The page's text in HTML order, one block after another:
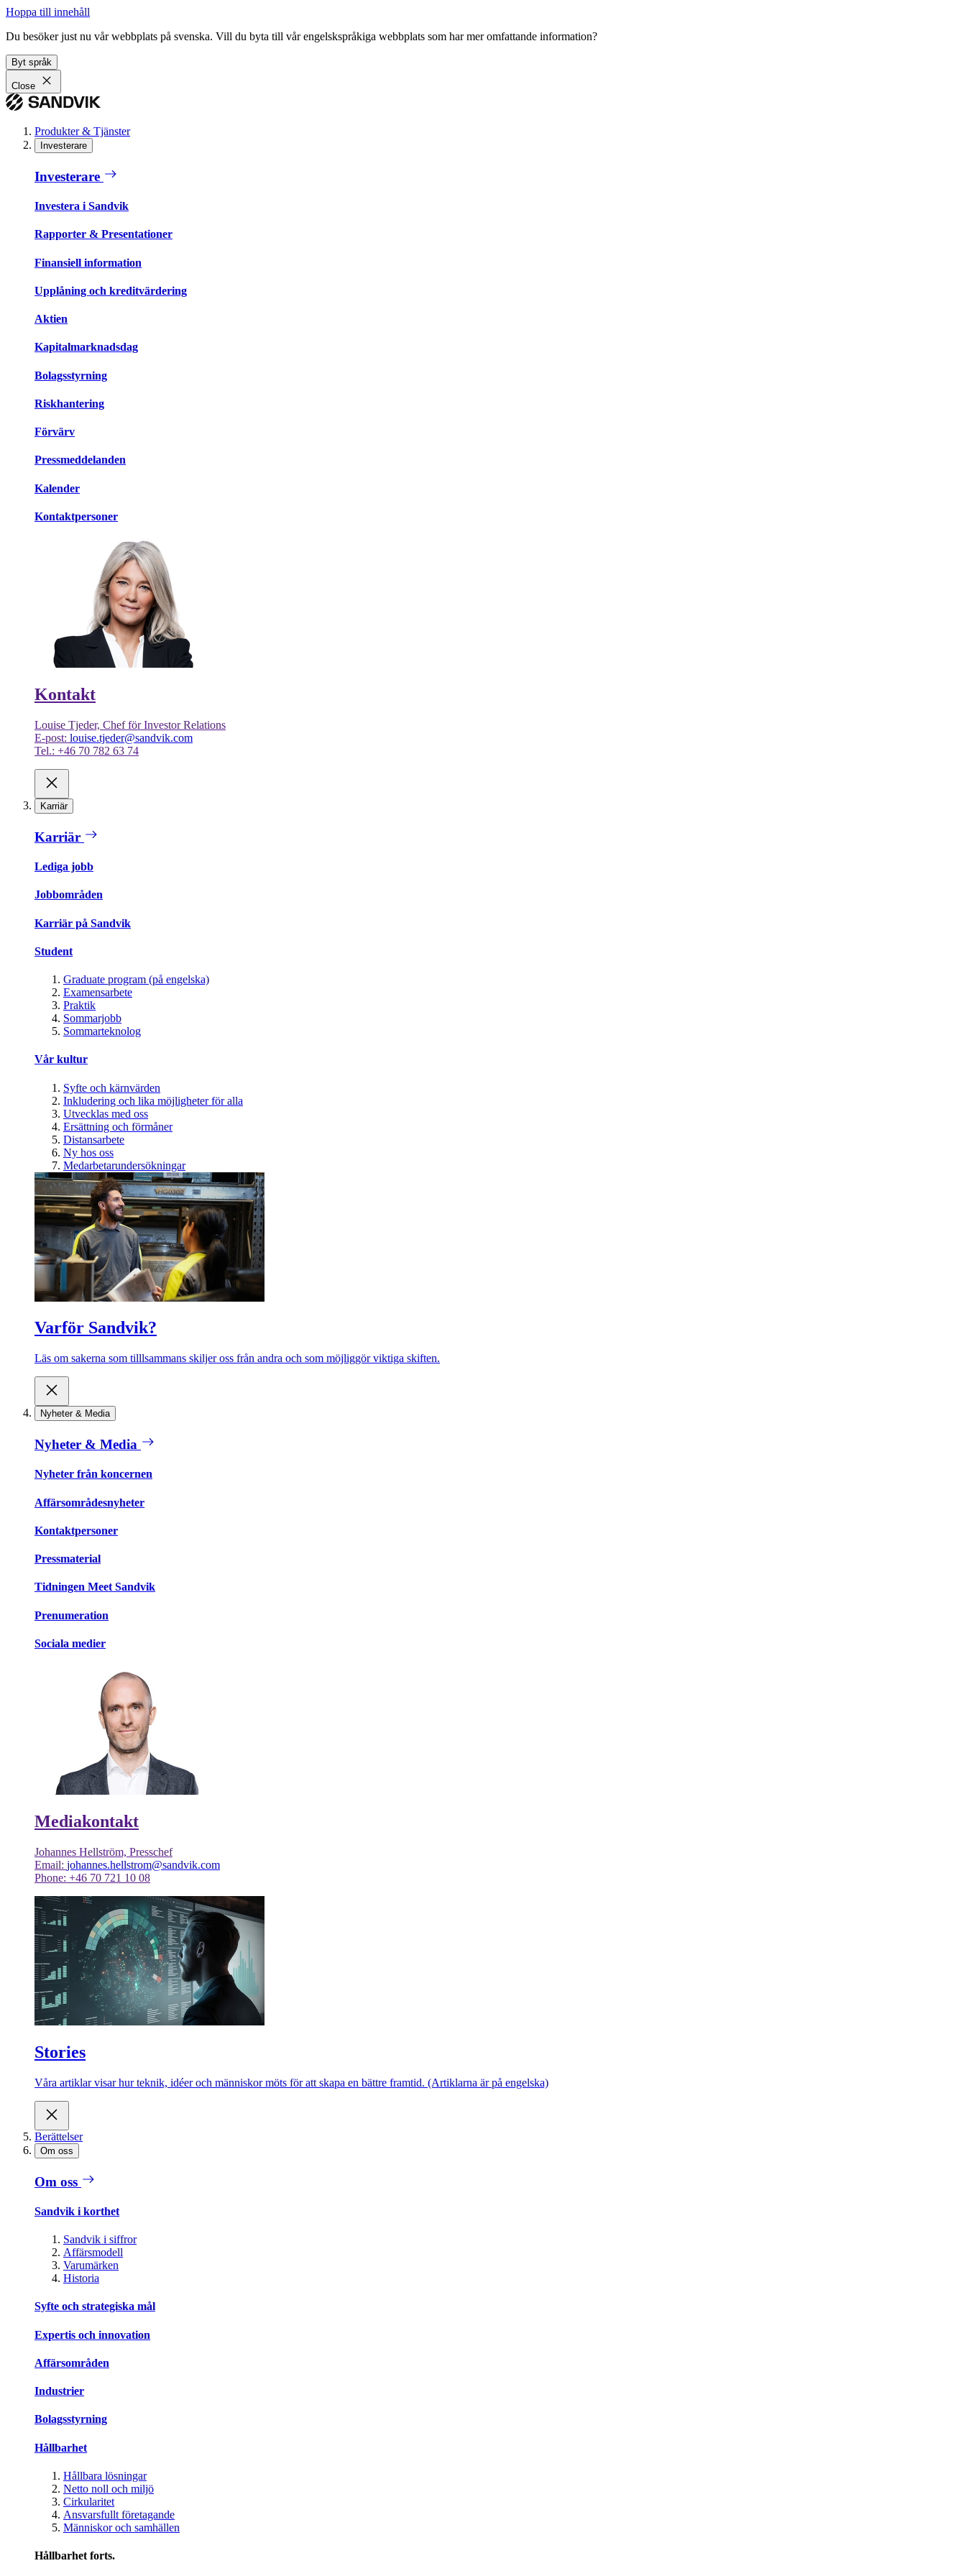
Hoppa till innehåll
Du besöker just nu vår webbplats på svenska. Vill du byta till vår engelskspråkiga webbplats som har mer omfattande information?
Byt språk
Close
Produkter & Tjänster
Investerare
Investerare
Investera i Sandvik
Rapporter & Presentationer
Finansiell information
Upplåning och kreditvärdering
Aktien
Kapitalmarknadsdag
Bolagsstyrning
Riskhantering
Förvärv
Pressmeddelanden
Kalender
Kontaktpersoner
Kontakt
Louise Tjeder, Chef för Investor Relations
E-post: louise.tjeder@sandvik.com
Tel.: +46 70 782 63 74
Karriär
Karriär
Lediga jobb
Jobbområden
Karriär på Sandvik
Student
Graduate program (på engelska)
Examensarbete
Praktik
Sommarjobb
Sommarteknolog
Vår kultur
Syfte och kärnvärden
Inkludering och lika möjligheter för alla
Utvecklas med oss
Ersättning och förmåner
Distansarbete
Ny hos oss
Medarbetarundersökningar
Varför Sandvik?
Läs om sakerna som tilllsammans skiljer oss från andra och som möjliggör viktiga skiften.
Nyheter & Media
Nyheter & Media
Nyheter från koncernen
Affärsområdesnyheter
Kontaktpersoner
Pressmaterial
Tidningen Meet Sandvik
Prenumeration
Sociala medier
Mediakontakt
Johannes Hellström, Presschef
Email: johannes.hellstrom@sandvik.com
Phone: +46 70 721 10 08
Stories
Våra artiklar visar hur teknik, idéer och människor möts för att skapa en bättre framtid. (Artiklarna är på engelska)
Berättelser
Om oss
Om oss
Sandvik i korthet
Sandvik i siffror
Affärsmodell
Varumärken
Historia
Syfte och strategiska mål
Expertis och innovation
Affärsområden
Industrier
Bolagsstyrning
Hållbarhet
Hållbara lösningar
Netto noll och miljö
Cirkularitet
Ansvarsfullt företagande
Människor och samhällen
Hållbarhet forts.